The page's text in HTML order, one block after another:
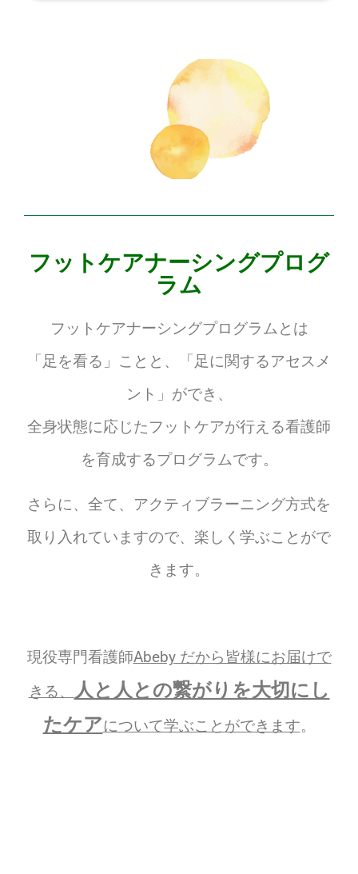
フットケアナーシングプログ
ラム
フットケアナーシングプログラムとは
「足を看る」ことと、「足に関するアセスメ
ント」ができ、
全身状態に応じたフットケアが行える看護師
を育成するプログラムです。
さらに、全て、アクティブラーニング方式を
取り入れていますので、楽しく学ぶことがで
きます。
現役専門看護師Abeby だから皆様にお届けで
きる、
人と人との繋がりを大切にし
たケアについて学ぶことができます。